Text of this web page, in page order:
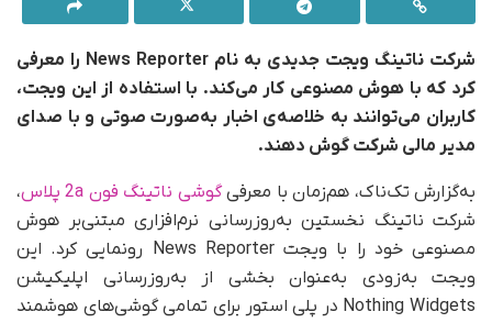
شرکت ناتینگ ویجت جدیدی به نام News Reporter را معرفی
کرد که با هوش مصنوعی کار می‌کند. با استفاده از این ویجت،
کاربران می‌توانند به خلاصه‌ی اخبار به‌صورت صوتی و با صدای
مدیر مالی شرکت گوش دهند.
به‌گزارش تک‌ناک، هم‌زمان با معرفیگوشی ناتینگ فون 2a پلاس
،
شرکت ناتینگ نخستین به‌روزرسانی نرم‌افزاری مبتنی‌بر هوش
مصنوعی خود را با ویجت News Reporter رونمایی کرد. این
ویجت به‌زودی به‌عنوان بخشی از به‌روزرسانی اپلیکیشن
Nothing Widgets در پلی استور برای تمامی گوشی‌های هوشمند